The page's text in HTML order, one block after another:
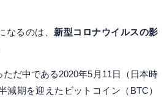
なるのは、 新型コロナウイルスの影
だ中である2020年5月11日（日本時
減期を迎えたビットコイン（BTC）